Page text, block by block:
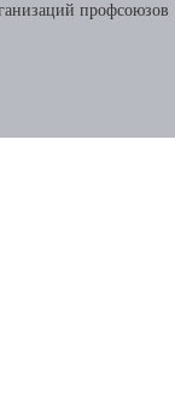
профсоюзов